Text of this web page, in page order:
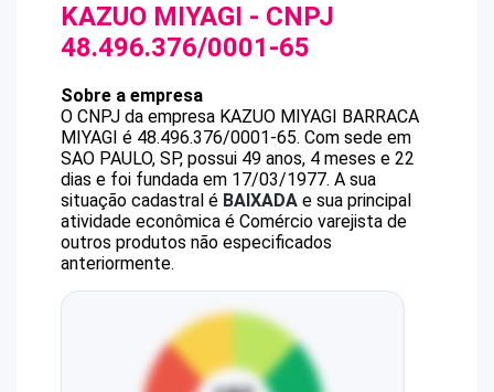
KAZUO MIYAGI - CNPJ
48.496.376/0001-65
Sobre a empresa
O CNPJ da empresa KAZUO MIYAGI BARRACA
MIYAGI é 48.496.376/0001-65. Com sede em
SAO PAULO, SP, possui 49 anos, 4 meses e 22
dias e foi fundada em 17/03/1977. A sua
situação cadastral é BAIXADA e sua principal
atividade econômica é Comércio varejista de
outros produtos não especificados
anteriormente.